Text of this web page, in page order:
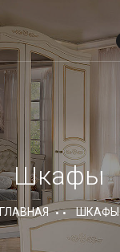
Шкафы
ГЛАВНАЯ ШКАФЫ